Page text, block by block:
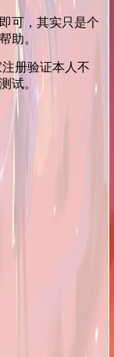
可，其实只是个
助。
注册验证本人不
试。